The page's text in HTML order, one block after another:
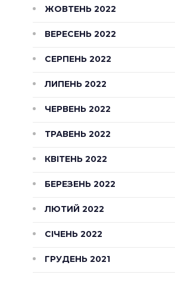
ЖОВТЕНЬ 2022
ВЕРЕСЕНЬ 2022
СЕРПЕНЬ 2022
ЛИПЕНЬ 2022
ЧЕРВЕНЬ 2022
ТРАВЕНЬ 2022
КВІТЕНЬ 2022
БЕРЕЗЕНЬ 2022
ЛЮТИЙ 2022
СІЧЕНЬ 2022
ГРУДЕНЬ 2021